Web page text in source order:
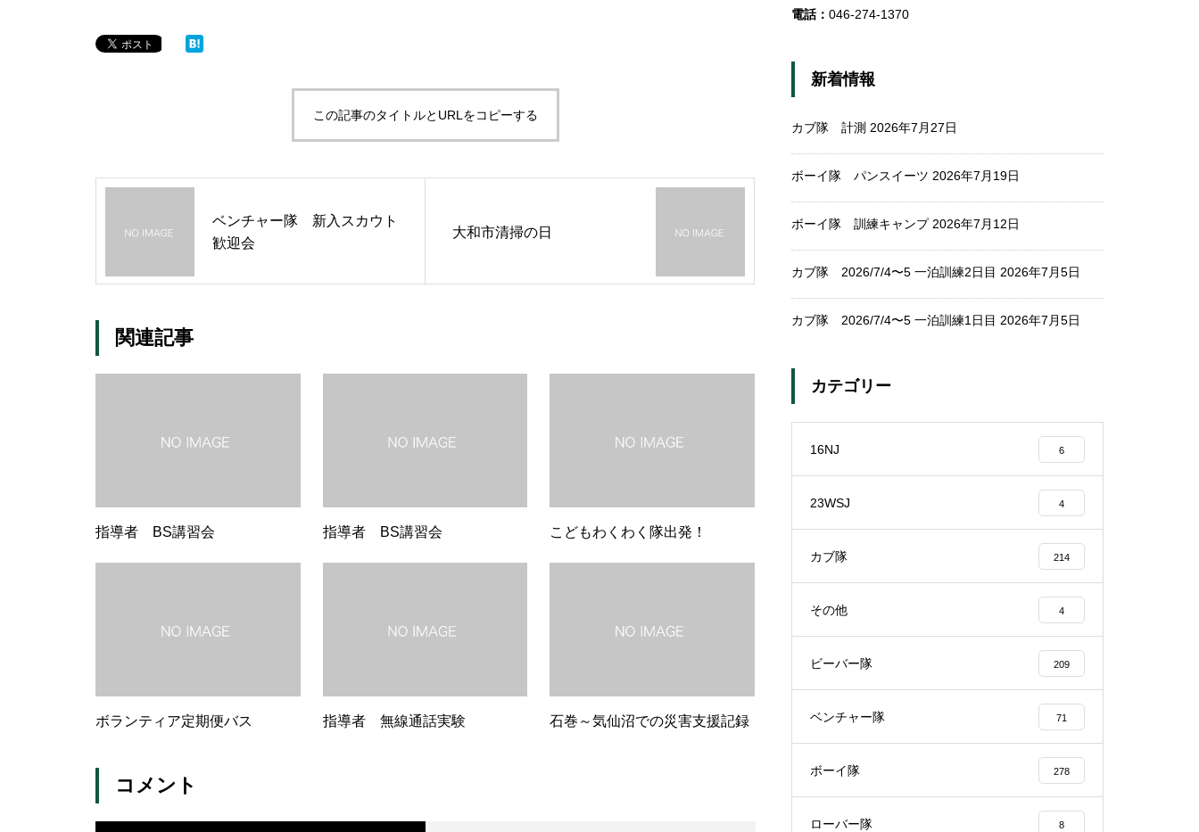
この記事のタイトルとURLをコピーする
ベンチャー隊 新入スカウト
歓迎会
大和市清掃の日
関連記事
指導者 BS講習会 指導者 BS講習会 こどもわくわく隊出発！
ボランティア定期便バス 指導者 無線通話実験 石巻～気仙沼での災害支援記録
コメント
電話： 046-274-1370
新着情報
カブ隊 計測 2026年7月27日
ボーイ隊 パンスイーツ 2026年7月19日
ボーイ隊 訓練キャンプ 2026年7月12日
カブ隊 2026/7/4〜5 一泊訓練2日目 2026年7月5日
カブ隊 2026/7/4〜5 一泊訓練1日目 2026年7月5日
カテゴリー
16NJ 6
23WSJ 4
カブ隊 214
その他 4
ビーバー隊 209
ベンチャー隊 71
ボーイ隊 278
ローバー隊 8